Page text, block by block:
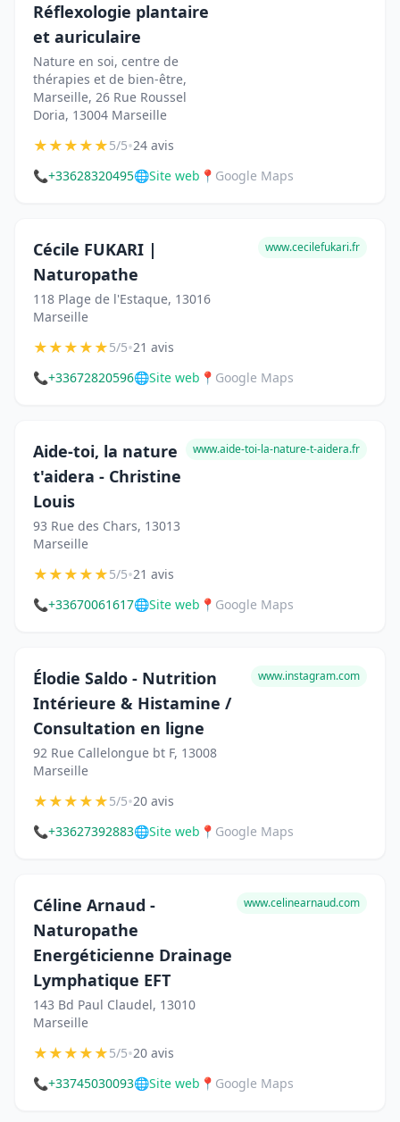
Réflexologie plantaire
et auriculaire
Nature en soi, centre de
thérapies et de bien-être,
Marseille, 26 Rue Roussel
Doria, 13004 Marseille
★★★★★5/5•24 avis
📞+33628320495🌐Site web 📍 Google Maps
Cécile FUKARI |
Naturopathe
118 Plage de l'Estaque, 13016
Marseille
www.cecilefukari.fr
★★★★★5/5•21 avis
📞+33672820596🌐Site web 📍 Google Maps
Aide-toi, la nature
t'aidera - Christine
Louis
93 Rue des Chars, 13013
Marseille
www.aide-toi-la-nature-t-aidera.fr
★★★★★5/5•21 avis
📞+33670061617🌐Site web 📍 Google Maps
Élodie Saldo - Nutrition
Intérieure & Histamine /
Consultation en ligne
92 Rue Callelongue bt F, 13008
Marseille
www.instagram.com
★★★★★5/5•20 avis
📞+33627392883🌐Site web 📍 Google Maps
Céline Arnaud -
Naturopathe
Energéticienne Drainage
Lymphatique EFT
143 Bd Paul Claudel, 13010
Marseille
www.celinearnaud.com
★★★★★5/5•20 avis
📞+33745030093🌐Site web 📍 Google Maps